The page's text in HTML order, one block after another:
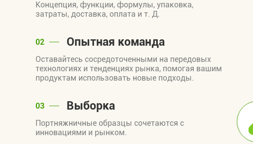
Концепция, функции, формулы, упаковка,
затраты, доставка, оплата и т. Д.
02 Опытная команда
Оставайтесь сосредоточенными на передовых
технологиях и тенденциях рынка, помогая вашим
продуктам использовать новые подходы.
03 Выборка
Портняжничные образцы сочетаются с
инновациями и рынком.